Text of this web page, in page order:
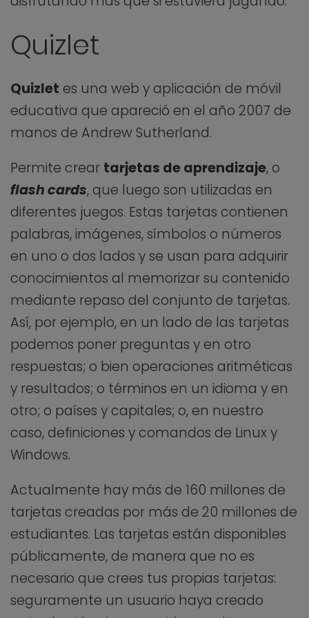
Quizlet
Quizlet es una web y aplicación de móvil
educativa que apareció en el año 2007 de
manos de Andrew Sutherland.
Permite crear tarjetas de aprendizaje, o
flash cards, que luego son utilizadas en
diferentes juegos. Estas tarjetas contienen
palabras, imágenes, símbolos o números
en uno o dos lados y se usan para adquirir
conocimientos al memorizar su contenido
mediante repaso del conjunto de tarjetas.
Así, por ejemplo, en un lado de las tarjetas
podemos poner preguntas y en otro
respuestas; o bien operaciones aritméticas
y resultados; o términos en un idioma y en
otro; o países y capitales; o, en nuestro
caso, definiciones y comandos de Linux y
Windows.
Actualmente hay más de 160 millones de
tarjetas creadas por más de 20 millones de
estudiantes. Las tarjetas están disponibles
públicamente, de manera que no es
necesario que crees tus propias tarjetas:
seguramente un usuario haya creado